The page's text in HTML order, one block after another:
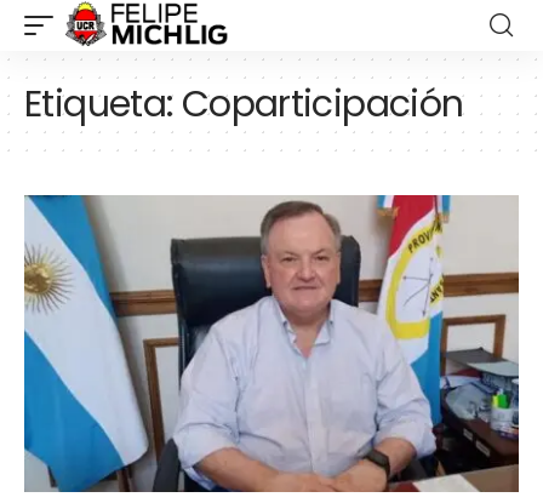
Etiqueta:Coparticipación